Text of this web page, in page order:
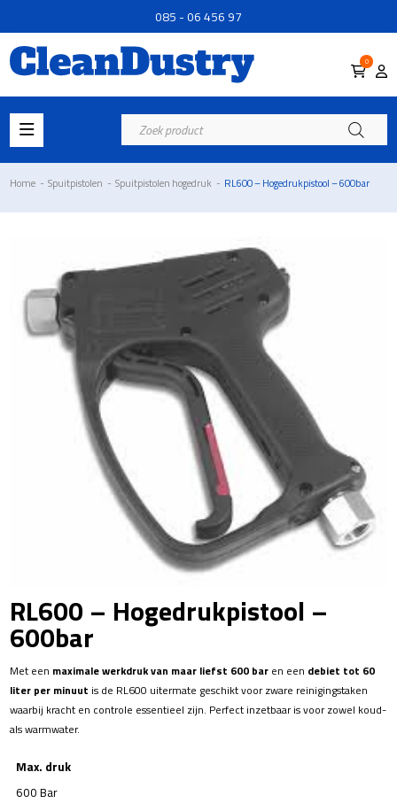
085 - 06 456 97
0
Producten
zoeken
Home - Spuitpistolen - Spuitpistolen hogedruk - RL600 – Hogedrukpistool – 600bar
RL600 – Hogedrukpistool –
600bar
Met een maximale werkdruk van maar liefst 600 bar en een debiet tot 60
liter per minuut is de RL600 uitermate geschikt voor zware reinigingstaken
waarbij kracht en controle essentieel zijn. Perfect inzetbaar is voor zowel koud-
als warmwater.
Max. druk
600 Bar